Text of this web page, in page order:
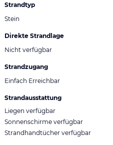
Strandtyp
Stein
Direkte Strandlage
Nicht verfügbar
Strandzugang
Einfach Erreichbar
Strandausstattung
Liegen verfügbar
Sonnenschirme verfügbar
Strandhandtücher verfügbar